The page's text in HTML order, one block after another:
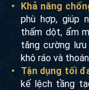
Khả năng
phù hợp, giúp
thấm dột, ẩm
tăng cường lưu
khô ráo và
Tận dụng tối
kế lệch tầng